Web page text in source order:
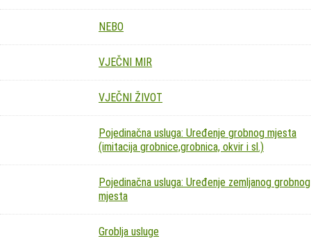
NEBO
VJEČNI MIR
VJEČNI ŽIVOT
Pojedinačna usluga: Uređenje grobnog mjesta
(imitacija grobnice,grobnica, okvir i sl.)
Pojedinačna usluga: Uređenje zemljanog grobnog
mjesta
Groblja usluge